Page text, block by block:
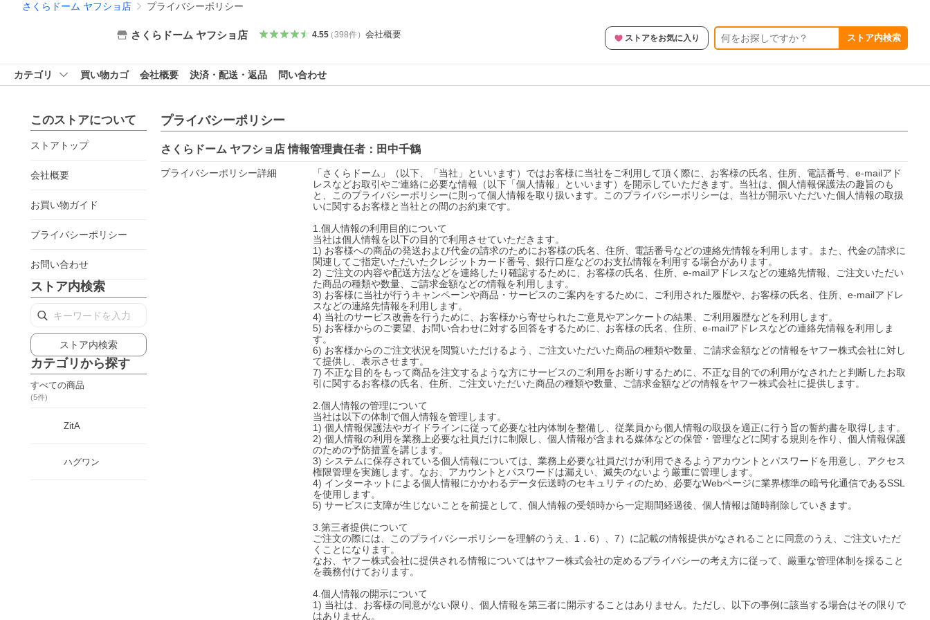
さくらドーム ヤフショ店 プライバシーポリシー
さくらドーム ヤフショ店 4.55（398件） 会社概要 ストアをお気に入り ストア内検索
カテゴリ 買い物カゴ 会社概要 決済・配送・返品 問い合わせ
このストアについて
ストアトップ
会社概要
お買い物ガイド
プライバシーポリシー
お問い合わせ
ストア内検索
ストア内検索
カテゴリから探す
すべての商品
(5件)
ZitA
ハグワン
プライバシーポリシー
さくらドーム ヤフショ店情報管理責任者： 田中千鶴
プライバシーポリシー詳細
「さくらドーム」（以下、「当社」といいます）ではお客様に当社をご利用して頂く際に、お客様の氏名、住所、電話番号、e-mailアド
レスなどお取引やご連絡に必要な情報（以下「個人情報」といいます）を開示していただきます。当社は、個人情報保護法の趣旨のも
と、このプライバシーポリシーに則って個人情報を取り扱います。このプライバシーポリシーは、当社が開示いただいた個人情報の取扱
いに関するお客様と当社との間のお約束です。
1.個人情報の利用目的について
当社は個人情報を以下の目的で利用させていただきます。
1) お客様への商品の発送および代金の請求のためにお客様の氏名、住所、電話番号などの連絡先情報を利用します。また、代金の請求に
関連してご指定いただいたクレジットカード番号、銀行口座などのお支払情報を利用する場合があります。
2) ご注文の内容や配送方法などを連絡したり確認するために、お客様の氏名、住所、e-mailアドレスなどの連絡先情報、ご注文いただい
た商品の種類や数量、ご請求金額などの情報を利用します。
3) お客様に当社が行うキャンペーンや商品・サービスのご案内をするために、ご利用された履歴や、お客様の氏名、住所、e-mailアドレ
スなどの連絡先情報を利用します。
4) 当社のサービス改善を行うために、お客様から寄せられたご意見やアンケートの結果、ご利用履歴などを利用します。
5) お客様からのご要望、お問い合わせに対する回答をするために、お客様の氏名、住所、e-mailアドレスなどの連絡先情報を利用しま
す。
6) お客様からのご注文状況を閲覧いただけるよう、ご注文いただいた商品の種類や数量、ご請求金額などの情報をヤフー株式会社に対し
て提供し、表示させます。
7) 不正な目的をもって商品を注文するような方にサービスのご利用をお断りするために、不正な目的での利用がなされたと判断したお取
引に関するお客様の氏名、住所、ご注文いただいた商品の種類や数量、ご請求金額などの情報をヤフー株式会社に提供します。
2.個人情報の管理について
当社は以下の体制で個人情報を管理します。
1) 個人情報保護法やガイドラインに従って必要な社内体制を整備し、従業員から個人情報の取扱を適正に行う旨の誓約書を取得します。
2) 個人情報の利用を業務上必要な社員だけに制限し、個人情報が含まれる媒体などの保管・管理などに関する規則を作り、個人情報保護
のための予防措置を講じます。
3) システムに保存されている個人情報については、業務上必要な社員だけが利用できるようアカウントとパスワードを用意し、アクセス
権限管理を実施します。なお、アカウントとパスワードは漏えい、滅失のないよう厳重に管理します。
4) インターネットによる個人情報にかかわるデータ伝送時のセキュリティのため、必要なWebページに業界標準の暗号化通信であるSSL
を使用します。
5) サービスに支障が生じないことを前提として、個人情報の受領時から一定期間経過後、個人情報は随時削除していきます。
3.第三者提供について
ご注文の際には、このプライバシーポリシーを理解のうえ、1．6）、7）に記載の情報提供がなされることに同意のうえ、ご注文いただ
くことになります。
なお、ヤフー株式会社に提供される情報についてはヤフー株式会社の定めるプライバシーの考え方に従って、厳重な管理体制を採ること
を義務付けております。
4.個人情報の開示について
1) 当社は、お客様の同意がない限り、個人情報を第三者に開示することはありません。ただし、以下の事例に該当する場合はその限りで
はありません。